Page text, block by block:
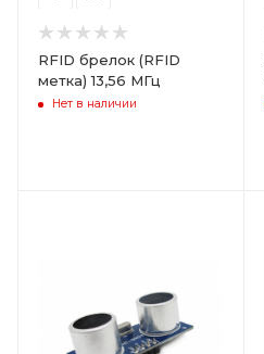
RFID брелок (RFID
метка) 13,56 МГц
Нет в наличии